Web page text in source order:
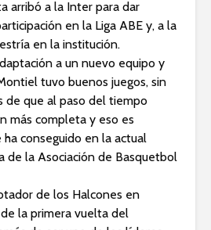
arribó a la Inter para dar
en la Liga ABE y, a la
en la institución.
a un nuevo equipo y
tuvo buenos juegos, sin
de que al paso del tiempo
más completa y eso es
conseguido en la actual
de la Asociación de Basquetbol
de los Halcones en
la primera vuelta del